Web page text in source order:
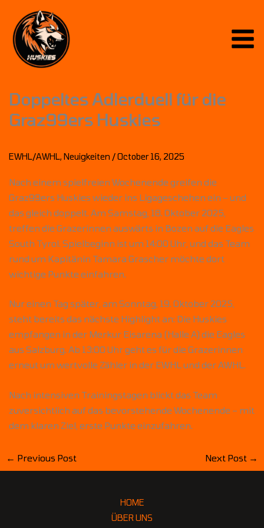
content
Doppeltes Adlerduell für die
Graz99ers Huskies
EWHL/AWHL,Neuigkeiten /October 16, 2025
Nach einem spielfreien Wochenende greifen die
Graz99ers Huskies wieder ins Ligageschehen ein – und
das gleich doppelt. Am Samstag, 18. Oktober 2025,
treffen die Grazerinnen auswärts in Bozen auf die Eagles
South Tyrol. Spielbeginn ist um 14:00 Uhr, und das Team
rund um Kapitänin Tamara Grascher möchte dort
wichtige Punkte einfahren.
Nur einen Tag später, am Sonntag, 19. Oktober 2025,
steht bereits das nächste Highlight an: Die Huskies
empfangen in der Merkur Eisarena (Halle A) die Eagles
aus Salzburg. Ab 13:00 Uhr geht es für die Grazerinnen
erneut um wertvolle Zähler in der EWHL und der AWHL.
Nach intensiven Trainingstagen blickt das Team
zuversichtlich auf das bevorstehende Wochenende – mit
dem klaren Ziel, erste Punkte einzufahren.
← Previous Post Next Post →
HOME
ÜBER UNS